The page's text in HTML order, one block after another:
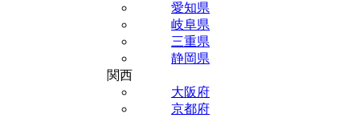
愛知県
岐阜県
三重県
静岡県
関西
大阪府
京都府